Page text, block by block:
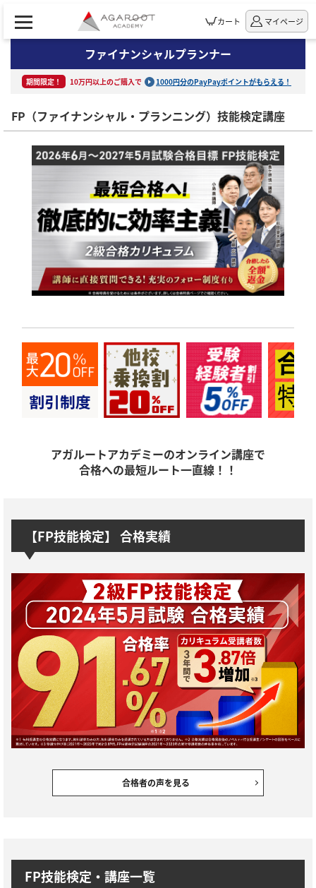
カート マイページ
ファイナンシャルプランナー
期間限定！ 10万円以上のご購入で 1000円分のPayPayポイントがもらえる！
FP（ファイナンシャル・プランニング）技能検定講座
アガルートアカデミーのオンライン講座で
合格への最短ルート一直線！！
【FP技能検定】 合格実績
合格者の声を見る
FP技能検定・講座一覧